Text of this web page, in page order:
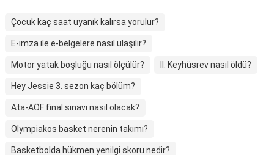
Çocuk kaç saat uyanık kalırsa yorulur?
E-imza ile e-belgelere nasıl ulaşılır?
Motor yatak boşluğu nasıl ölçülür? II. Keyhüsrev nasıl öldü?
Hey Jessie 3. sezon kaç bölüm?
Ata-AÖF final sınavı nasıl olacak?
Olympiakos basket nerenin takımı?
Basketbolda hükmen yenilgi skoru nedir?